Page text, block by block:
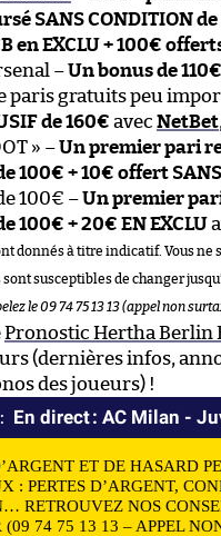
SANS CONDITION
en EXCLU + 100€
–Un bonus de
paris gratuits peu
de 160€ avec NetBet
» –Un premier pari
100€ + 10€ offert SANS
100€ –Un premier
100€ + 20€ EN EXCLU
donnés à titre indicatif. Vous
susceptibles de changer
le 09 74 75 13 13 (appel non
Pronostic Hertha Berlin
(dernières infos,
des joueurs) !
En direct : AC Milan -
ET DE HASARD
: PERTES D’ARGENT,
RETROUVEZ NOS
(09 74 75 13 13 – APPEL